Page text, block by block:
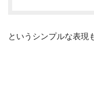
というシンプルな表現